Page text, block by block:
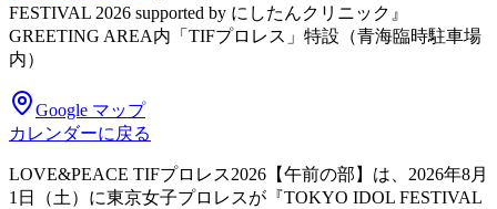
FESTIVAL 2026 supported by にしたんクリニック』
GREETING AREA内「TIFプロレス」特設（青海臨時駐車場
内）
Google マップ
カレンダーに戻る
LOVE&PEACE TIFプロレス2026【午前の部】は、2026年8月
1日（土）に東京女子プロレスが『TOKYO IDOL FESTIVAL